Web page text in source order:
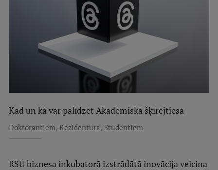
Kad un kā var palīdzēt Akadēmiskā šķīrējtiesa
Doktorantiem, Rezidentūra, Studentiem
RSU biznesa inkubatorā izstrādātā inovācija veicina